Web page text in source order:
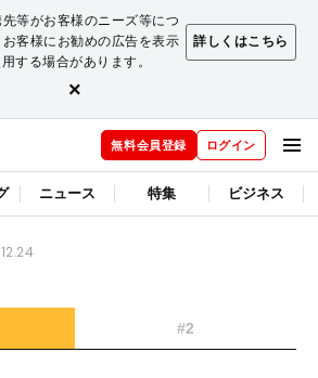
等がお客様のニーズ等につ
客様にお勧めの広告を表示
する場合があります。
詳しくはこちら
×
無料会員登録 ログイン
ニュース 特集 ビジネス
#2